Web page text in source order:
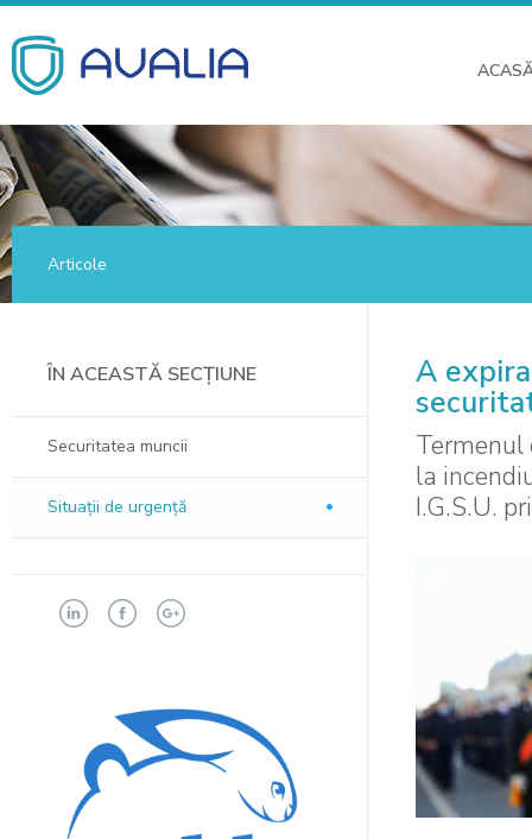
Articole
ÎN ACEASTĂ SECȚIUNE
Securitatea muncii
Situaţii de urgenţă
A
la
I.G.S.U.